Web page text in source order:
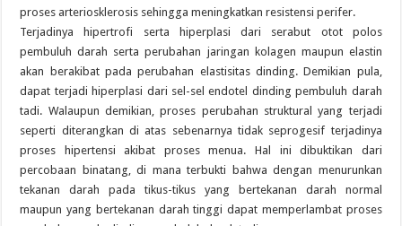
proses arteriosklerosis sehingga meningkatkan resistensi perifer.
Terjadinya hipertrofi serta hiperplasi dari serabut otot polos
pembuluh darah serta perubahan jaringan kolagen maupun elastin
akan berakibat pada perubahan elastisitas dinding. Demikian pula,
dapat terjadi hiperplasi dari sel-sel endotel dinding pembuluh darah
tadi. Walaupun demikian, proses perubahan struktural yang terjadi
seperti diterangkan di atas sebenarnya tidak seprogesif terjadinya
proses hipertensi akibat proses menua. Hal ini dibuktikan dari
percobaan binatang, di mana terbukti bahwa dengan menurunkan
tekanan darah pada tikus-tikus yang bertekanan darah normal
maupun yang bertekanan darah tinggi dapat memperlambat proses